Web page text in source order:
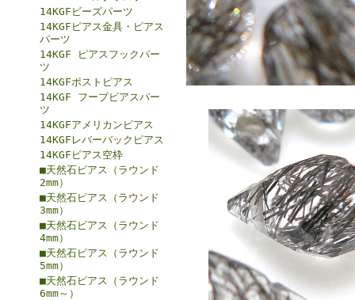
14KGFビーズパーツ
14KGFピアス金具・ピアス
パーツ
14KGF ピアスフックパー
ツ
14KGFポストピアス
14KGF フープピアスパー
ツ
14KGFアメリカンピアス
14KGFレバーバックピアス
14KGFピアス空枠
■天然石ピアス（ラウンド
2mm）
■天然石ピアス（ラウンド
3mm）
■天然石ピアス（ラウンド
4mm）
■天然石ピアス（ラウンド
5mm）
■天然石ピアス（ラウンド
6mm～）